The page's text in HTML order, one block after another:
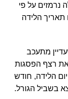
נרמזים על פי
הלידה
מתעכב
את רצף הפסגות
הלידה, חודש
בשביל הגורל.